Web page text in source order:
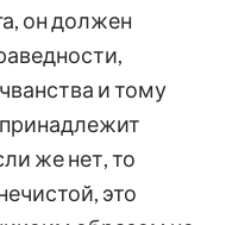
он должен
и тому
принадлежит
же нет, то
это